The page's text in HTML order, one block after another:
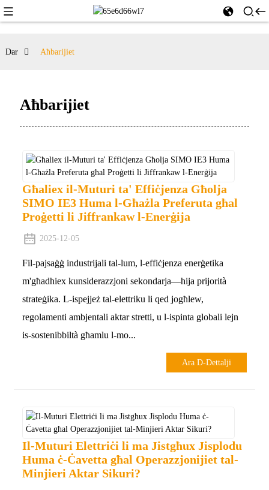
Dar Aħbarijiet
Aħbarijiet
Għaliex il-Muturi ta' Effiċjenza Għolja
SIMO IE3 Huma l-Għażla Preferuta għal
Proġetti li Jiffrankaw l-Enerġija
2025-12-05
Fil-pajsaġġ industrijali tal-lum, l-effiċjenza enerġetika
m'għadhiex kunsiderazzjoni sekondarja—hija prijorità
strateġika. L-ispejjeż tal-elettriku li qed jogħlew,
regolamenti ambjentali aktar stretti, u l-ispinta globali lejn
is-sostenibbiltà għamlu l-mo...
Ara D-Dettalji
Il-Muturi Elettriċi li ma Jistgħux Jisplodu
Huma ċ-Ċavetta għal Operazzjonijiet tal-
Minjieri Aktar Sikuri?